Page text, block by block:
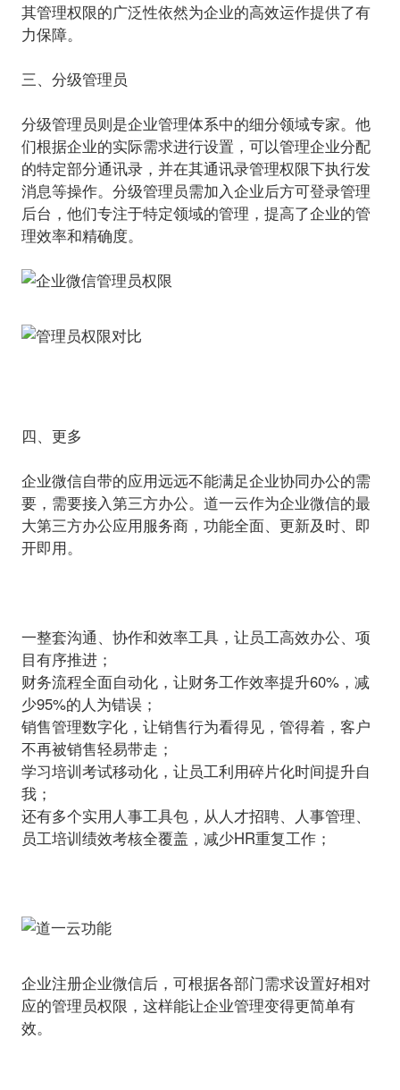
其管理权限的广泛性依然为企业的高效运作提供了有
力保障。
三、分级管理员
分级管理员则是企业管理体系中的细分领域专家。他
们根据企业的实际需求进行设置，可以管理企业分配
的特定部分通讯录，并在其通讯录管理权限下执行发
消息等操作。分级管理员需加入企业后方可登录管理
后台，他们专注于特定领域的管理，提高了企业的管
理效率和精确度。
四、更多
企业微信自带的应用远远不能满足企业协同办公的需
要，需要接入第三方办公。道一云作为企业微信的最
大第三方办公应用服务商，功能全面、更新及时、即
开即用。
一整套沟通、协作和效率工具，让员工高效办公、项
目有序推进；
财务流程全面自动化，让财务工作效率提升60%，减
少95%的人为错误；
销售管理数字化，让销售行为看得见，管得着，客户
不再被销售轻易带走；
学习培训考试移动化，让员工利用碎片化时间提升自
我；
还有多个实用人事工具包，从人才招聘、人事管理、
员工培训绩效考核全覆盖，减少HR重复工作；
企业注册企业微信后，可根据各部门需求设置好相对
应的管理员权限，这样能让企业管理变得更简单有
效。